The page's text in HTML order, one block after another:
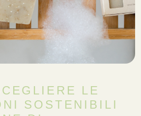
LE
SOSTENIBILI